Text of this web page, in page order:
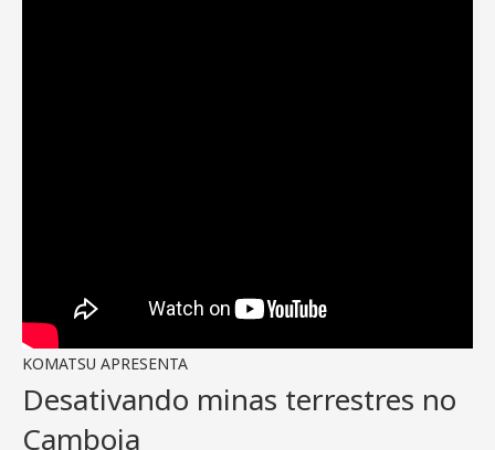
KOMATSU APRESENTA
Desativando minas terrestres no
Camboja